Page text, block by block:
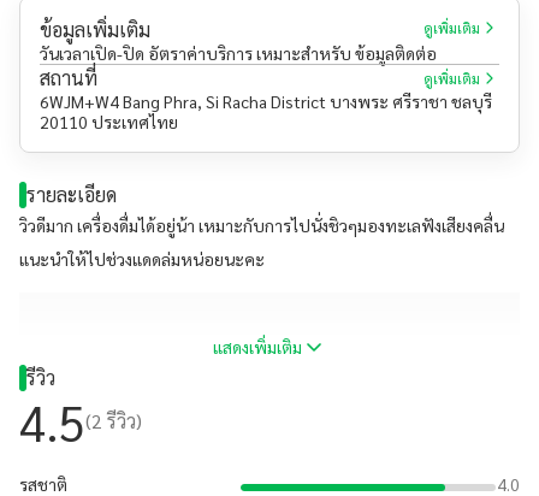
ข้อมูลเพิ่มเติม ดูเพิ่มเติม
วันเวลาเปิด-ปิด อัตราค่าบริการ เหมาะสำหรับ ข้อมูลติดต่อ
สถานที่ ดูเพิ่มเติม
6WJM+W4 Bang Phra, Si Racha District บางพระ ศรีราชา ชลบุรี
20110 ประเทศไทย
รายละเอียด
วิวดีมาก เครื่องดื่มได้อยู่น้า เหมาะกับการไปนั่งชิวๆมองทะเลฟังเสียงคลื่น
แนะนำให้ไปช่วงแดดล่มหน่อยนะคะ
แสดงเพิ่มเติม
รีวิว
4.5(2 รีวิว)
รสชาติ
4.0